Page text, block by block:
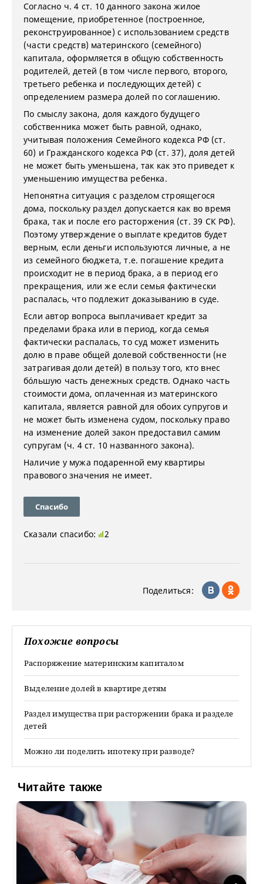
Согласно ч. 4 ст. 10 данного закона жилое
помещение, приобретенное (построенное,
реконструированное) с использованием средств
(части средств) материнского (семейного)
капитала, оформляется в общую собственность
родителей, детей (в том числе первого, второго,
третьего ребенка и последующих детей) с
определением размера долей по соглашению.
По смыслу закона, доля каждого будущего
собственника может быть равной, однако,
учитывая положения Семейного кодекса РФ (ст.
60) и Гражданского кодекса РФ (ст. 37), доля детей
не может быть уменьшена, так как это приведет к
уменьшению имущества ребенка.
Непонятна ситуация с разделом строящегося
дома, поскольку раздел допускается как во время
брака, так и после его расторжения (ст. 39 СК РФ).
Поэтому утверждение о выплате кредитов будет
верным, если деньги используются личные, а не
из семейного бюджета, т.е. погашение кредита
происходит не в период брака, а в период его
прекращения, или же если семья фактически
распалась, что подлежит доказыванию в суде.
Если автор вопроса выплачивает кредит за
пределами брака или в период, когда семья
фактически распалась, то суд может изменить
долю в праве общей долевой собственности (не
затрагивая доли детей) в пользу того, кто внес
бóльшую часть денежных средств. Однако часть
стоимости дома, оплаченная из материнского
капитала, является равной для обоих супругов и
не может быть изменена судом, поскольку право
на изменение долей закон предоставил самим
супругам (ч. 4 ст. 10 названного закона).
Наличие у мужа подаренной ему квартиры
правового значения не имеет.
Спасибо
Сказали спасибо: 2
Поделиться:
Похожие вопросы
Распоряжение материнским капиталом
Выделение долей в квартире детям
Раздел имущества при расторжении брака и разделе
детей
Можно ли поделить ипотеку при разводе?
Читайте также